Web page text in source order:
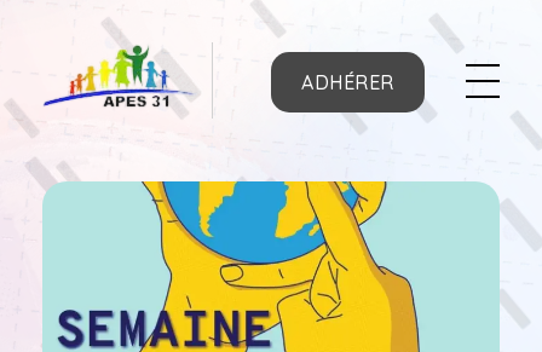
ADHÉRER